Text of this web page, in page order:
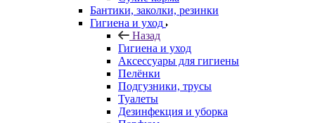
Бантики, заколки, резинки
Гигиена и уход
Назад
Гигиена и уход
Аксессуары для гигиены
Пелёнки
Подгузники, трусы
Туалеты
Дезинфекция и уборка